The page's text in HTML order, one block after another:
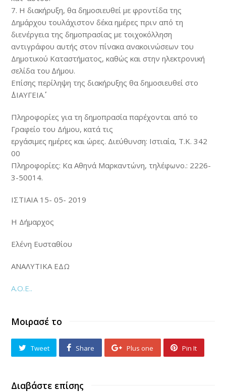
7. Η διακήρυξη, θα δηµοσιευθεί µε φροντίδα της
Δηµάρχου τουλάχιστον δέκα ηµέρες πριν από τη
διενέργεια της δηµοπρασίας µε τοιχοκόλληση
αντιγράφου αυτής στον πίνακα ανακοινώσεων του
Δηµοτικού Καταστήµατος, καθώς και στην ηλεκτρονική
σελίδα του ∆ήµου.
Επίσης περίληψη της διακήρυξης θα δημοσιευθεί στο
΄΄ΔΙΑΥΓΕΙΑ΄΄.
Πληροφορίες για τη δημοπρασία παρέχονται από το
Γραφείο του Δήμου, κατά τις
εργάσιμες ημέρες και ώρες. Διεύθυνση: Ιστιαία, Τ.Κ. 342
00
Πληροφορίες: Κα Αθηνά Μαρκαντώνη, τηλέφωνο.: 2226-
3-50014.
ΙΣΤΙΑΙΑ 15- 05- 2019
Η Δήμαρχος
Ελένη Ευσταθίου
ΑΝΑΛΥΤΙΚΑ ΕΔΩ
Α.Ο.Ε..
Μοιρασέ το
Tweet Share Plus one Pin It
Διαβάστε επίσης